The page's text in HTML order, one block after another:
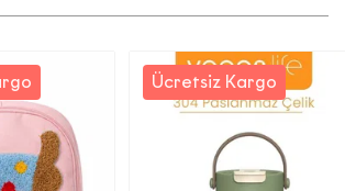
Ücretsiz Kargo
(b)
ve bu